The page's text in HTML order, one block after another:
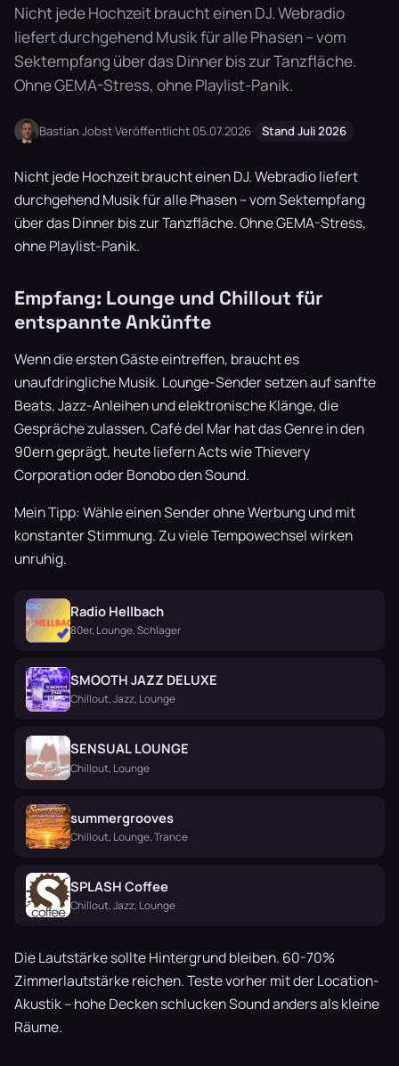
Nicht jede Hochzeit braucht einen DJ. Webradio
liefert durchgehend Musik für alle Phasen – vom
Sektempfang über das Dinner bis zur Tanzfläche.
Ohne GEMA-Stress, ohne Playlist-Panik.
Bastian Jobst·Veröffentlicht 05.07.2026· Stand Juli 2026
Nicht jede Hochzeit braucht einen DJ. Webradio liefert
durchgehend Musik für alle Phasen – vom Sektempfang
über das Dinner bis zur Tanzfläche. Ohne GEMA-Stress,
ohne Playlist-Panik.
Empfang: Lounge und Chillout für
entspannte Ankünfte
Wenn die ersten Gäste eintreffen, braucht es
unaufdringliche Musik. Lounge-Sender setzen auf sanfte
Beats, Jazz-Anleihen und elektronische Klänge, die
Gespräche zulassen. Café del Mar hat das Genre in den
90ern geprägt, heute liefern Acts wie Thievery
Corporation oder Bonobo den Sound.
Mein Tipp: Wähle einen Sender ohne Werbung und mit
konstanter Stimmung. Zu viele Tempowechsel wirken
unruhig.
Radio Hellbach
80er, Lounge, Schlager
SMOOTH JAZZ DELUXE
Chillout, Jazz, Lounge
SENSUAL LOUNGE
Chillout, Lounge
summergrooves
Chillout, Lounge, Trance
SPLASH Coffee
Chillout, Jazz, Lounge
Die Lautstärke sollte Hintergrund bleiben. 60-70%
Zimmerlautstärke reichen. Teste vorher mit der Location-
Akustik – hohe Decken schlucken Sound anders als kleine
Räume.